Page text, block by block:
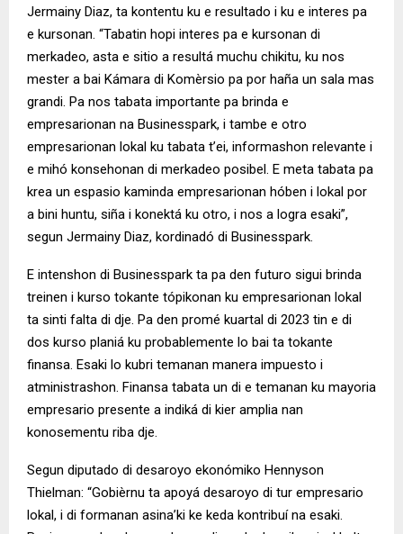
Jermainy Diaz, ta kontentu ku e resultado i ku e interes pa
e kursonan. “Tabatin hopi interes pa e kursonan di
merkadeo, asta e sitio a resultá muchu chikitu, ku nos
mester a bai Kámara di Komèrsio pa por haña un sala mas
grandi. Pa nos tabata importante pa brinda e
empresarionan na Businesspark, i tambe e otro
empresarionan lokal ku tabata t’ei, informashon relevante i
e mihó konsehonan di merkadeo posibel. E meta tabata pa
krea un espasio kaminda empresarionan hóben i lokal por
a bini huntu, siña i konektá ku otro, i nos a logra esaki”,
segun Jermainy Diaz, kordinadó di Businesspark.
E intenshon di Businesspark ta pa den futuro sigui brinda
treinen i kurso tokante tópikonan ku empresarionan lokal
ta sinti falta di dje. Pa den promé kuartal di 2023 tin e di
dos kurso planiá ku probablemente lo bai ta tokante
finansa. Esaki lo kubri temanan manera impuesto i
atministrashon. Finansa tabata un di e temanan ku mayoria
empresario presente a indiká di kier amplia nan
konosementu riba dje.
Segun diputado di desaroyo ekonómiko Hennyson
Thielman: “Gobièrnu ta apoyá desaroyo di tur empresario
lokal, i di formanan asina’ki ke keda kontribuí na esaki.